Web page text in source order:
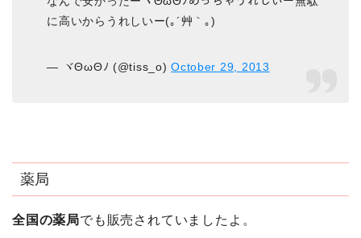
に高いからうれしいー(｡´艸｀｡)
— ヾΘωΘﾉ (@tiss_o)October 29, 2013
薬局
全国の薬局でも販売されていましたよ。